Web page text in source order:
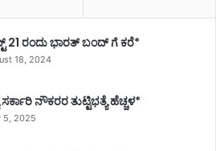
21 ರಂದು ಭಾರತ್‌ ಬಂದ್‌ ಗೆ ಕರೆ*
18, 2024
ಸರ್ಕಾರಿ ನೌಕರರ ತುಟ್ಟಿಭತ್ಯೆ ಹೆಚ್ಚಳ*
5, 2025